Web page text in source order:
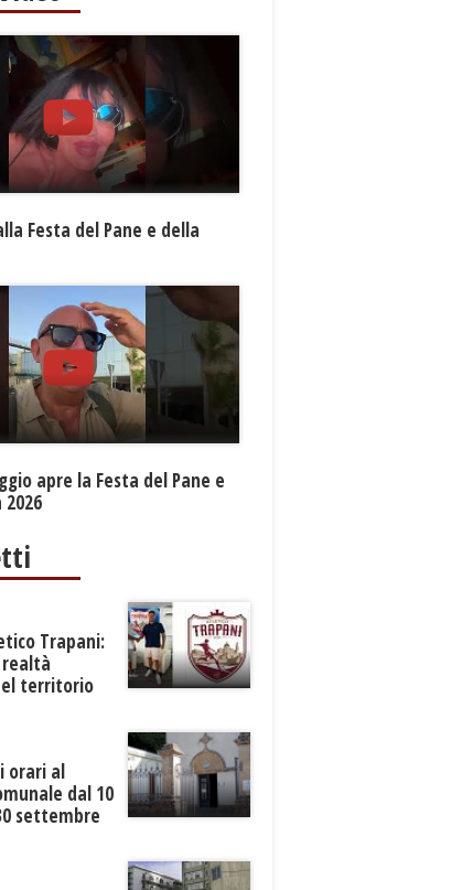
Festa del Pane e della
apre la Festa del Pane e
Trapani:
territorio
orari al
dal 10
settembre